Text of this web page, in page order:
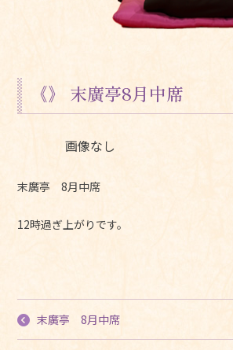
《》 末廣亭8月中席
画像なし
末廣亭 8月中席
12時過ぎ上がりです。
末廣亭 8月中席